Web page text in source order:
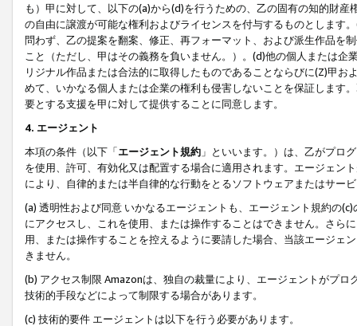
も）甲に対して、以下の(a)から(d)を行うための、乙の固有の知的財
の自由に譲渡が可能な権利およびライセンスを付与するものとします
問わず、乙の提案を翻案、修正、再フォーマット、および派生作品を
こと（ただし、甲はその義務を負いません。）。(d)他の個人または
リジナル作品または合法的に取得したものであることならびに(Z)甲
めて、いかなる個人または企業の権利も侵害しないことを保証します
要とする支援を甲に対して提供することに同意します。
4. エージェント
本項の条件（以下「エージェント規約 」といいます。）は、乙がプロ
を使用、許可、有効化又は配置する場合に適用されます。エージェン
により、自律的または半自律的な行動をとるソフトウェアまたはサー
(a) 透明性および同意 いかなるエージェントも、エージェント規約の
にアクセスし、これを使用、または操作することはできません。さら
用、または操作することを控えるように要請した場合、当該エージェ
きません。
(b) アクセス制限 Amazonは、独自の裁量により、エージェントがプ
技術的手段などによって制限する場合があります。
(c) 技術的要件 エージェントは以下を行う必要があります。